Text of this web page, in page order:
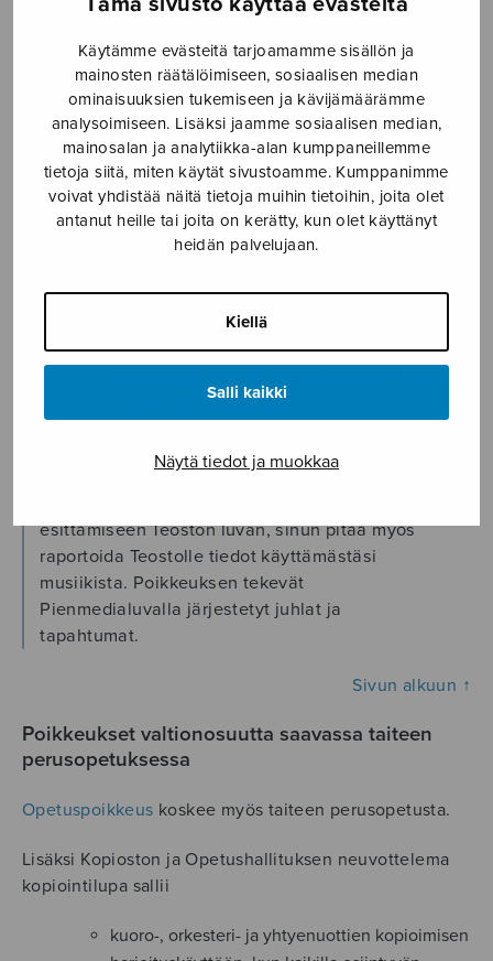
Käytämme evästeitä tarjoamamme sisällön ja
mainosten räätälöimiseen, sosiaalisen median
ominaisuuksien tukemiseen ja kävijämäärämme
analysoimiseen. Lisäksi jaamme sosiaalisen median,
mainosalan ja analytiikka-alan kumppaneillemme
tietoja siitä, miten käytät sivustoamme. Kumppanimme
voivat yhdistää näitä tietoja muihin tietoihin, joita olet
antanut heille tai joita on kerätty, kun olet käyttänyt
heidän palvelujaan.
Kiellä
Salli kaikki
Näytä tiedot ja muokkaa
järjestävien tahojen on sovittava keskenään,
kuka luvan hankkimisesta vastaa.
jonka järjestämisestä tai tuotannosta vastaa
kunnan perustama erillinen yhtiö.
jossa kunta ei ole lipputulojen ainoa saaja
jolla on kunnan ulkopuolisia
yhteistyökumppaneita tai sponsoreita, joiden
kanssa tehdyillä yhteistyösopimuksilla
katetaan osa tapahtuman kuluista ja kunta
esimerkiksi näkyvyyttä tai pääsylippuja
vastaan, sisältöä tai palveluita muiden
rahoittamana esimerkiksi näkyvyyttä tai
Kahvit teille tarjosi… jne.).
Jos esität musiikkia juhlassa,
tilaisuudessa ja tapahtumassa, jota kuntalupa
esittämiseen Teoston luvan, sinun pitää myös
raportoida Teostolle tiedot käyttämästäsi
musiikista. Poikkeuksen tekevät
Pienmedialuvalla järjestetyt juhlat ja
tapahtumat.
Sivun alkuun ↑
Poikkeukset valtionosuutta saavassa taiteen
perusopetuksessa
Opetuspoikkeus koskee myös taiteen perusopetusta.
Lisäksi Kopioston ja Opetushallituksen neuvottelema
kopiointilupa sallii
kuoro-, orkesteri- ja yhtyenuottien kopioimisen